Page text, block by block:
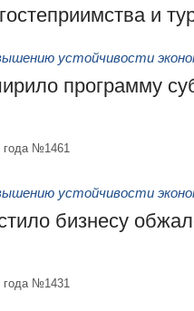
и
устойчивости
программу
года №1461
устойчивости
бизнесу
года №1431